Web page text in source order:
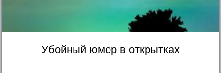
Убойный юмор в открытках